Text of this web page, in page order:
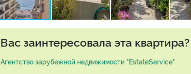
Вас заинтересовала эта квартира?
Агентство зарубежной недвижимости "EstateService"